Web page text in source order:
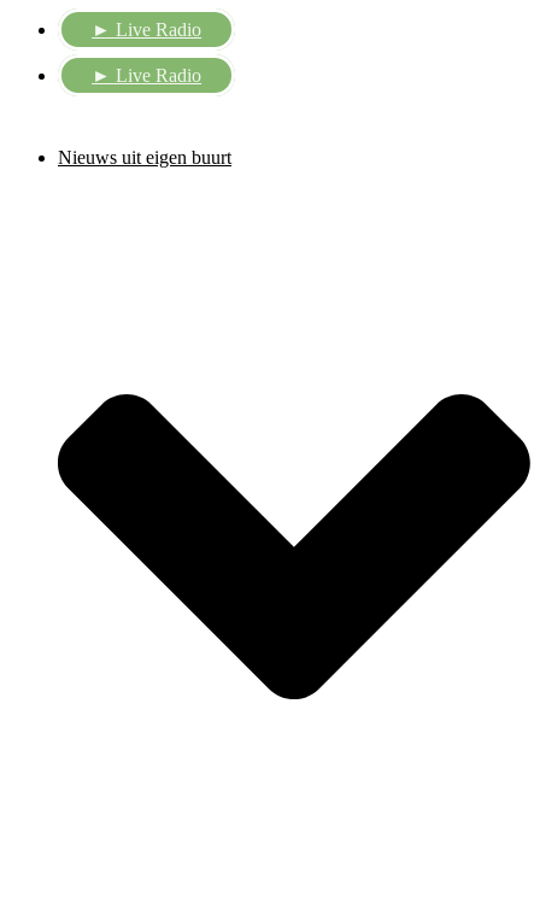
► Live Radio
► Live Radio
Nieuws uit eigen buurt